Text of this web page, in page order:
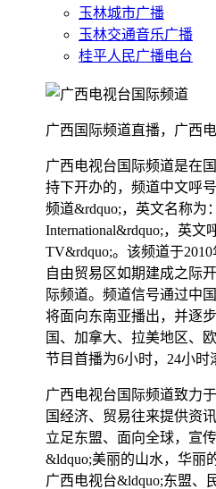
玉林城市广播
玉林交通音乐广播
桂平人民广播电台
广西国际频道直播，广西
广西电视台国际频道是在
持下开办的，频道中文呼
频道&rdquo;，英文名称为
International&rdquo;，英文
TV&rdquo;。该频道于
自由贸易区如期建成之际
际频道。频道信号通过中
将面向东南亚播出，并逐
国、加拿大、拉美地区、
节目首播为6小时，24小时
广西电视台国际频道致力
国经济、贸易往来提供资
立足东盟、面向全球，宣
&ldquo;美丽的山水，华丽
广西电视台&ldquo;东盟、